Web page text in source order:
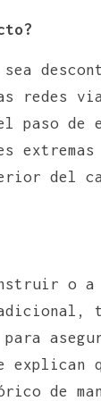
redes
de
del
o
explican
de